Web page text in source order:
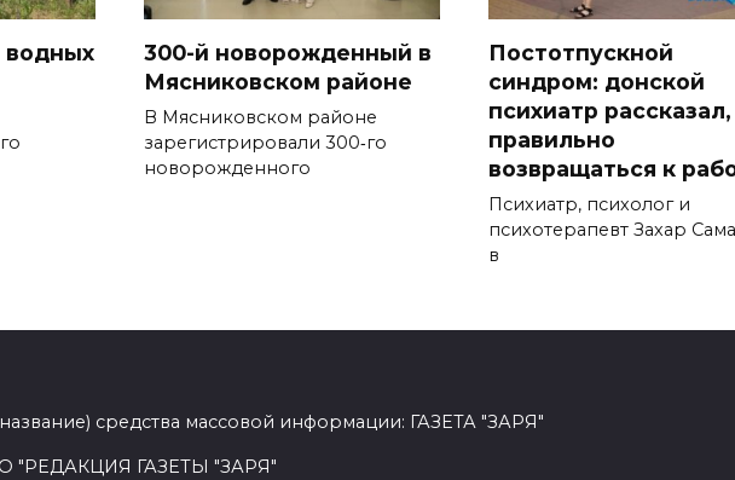
водных
300-й новорожденный в
Мясниковском районе
В Мясниковском районе
зарегистрировали 300‑го
новорожденного
Постотпускной
синдром: донской
психиатр
правильно
возвращаться к
Психиатр, психолог и
психотерапевт Захар
в
средства массовой информации: ГАЗЕТА "ЗАРЯ"
"РЕДАКЦИЯ ГАЗЕТЫ "ЗАРЯ"